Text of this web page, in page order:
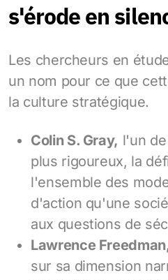
s'érode en
Les chercheurs en
un nom pour ce que
la culture stratégique.
Colin S. Gray, l'un
plus rigoureux, la
l'ensemble des
d'action qu'une
aux questions de
Lawrence
sur sa dimension